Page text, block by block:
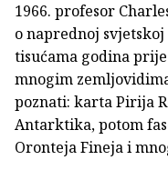
1966. profesor
o naprednoj
tisućama godina
mnogim
poznati: karta Pirija
Antarktika, potom
Oronteja Fineja i